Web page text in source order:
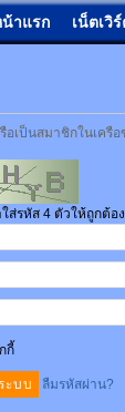
าแรก เน็ตเวิ
เป็นสมาชิกในเครื
ส่รหัส 4 ตัวให้ถูกต้อ
กี้
ลืมรหัสผ่าน?